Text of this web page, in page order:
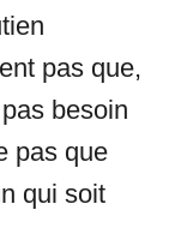
pas que,
besoin
pas que
qui soit